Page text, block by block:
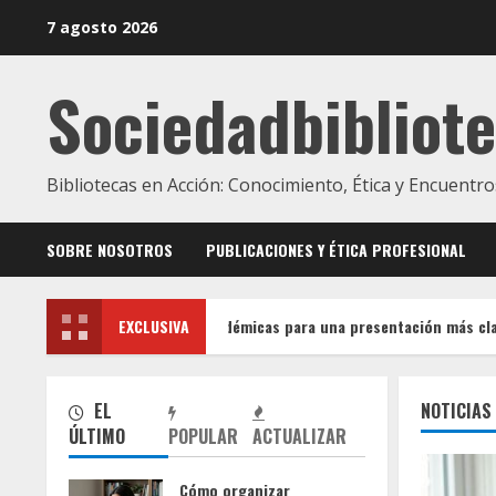
7 agosto 2026
Bibliotecas en Acción: Conocimiento, Ética y
SOBRE NOSOTROS PUBLICACIONES Y ÉTICA PROFESIONAL
EXCLUSIVA
referencias académicas para una presentación más clara
EL
ÚLTIMO
POPULAR ACTUALIZAR
Cómo organizar